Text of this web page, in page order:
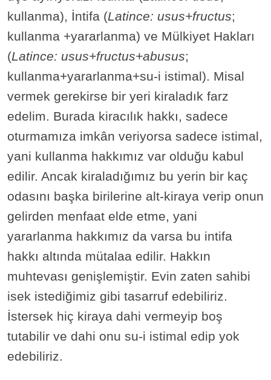
kullanma), İntifa (Latince: usus+fructus;
kullanma +yararlanma) ve Mülkiyet Hakları
(Latince: usus+fructus+abusus;
kullanma+yararlanma+su-i istimal). Misal
vermek gerekirse bir yeri kiraladık farz
edelim. Burada kiracılık hakkı, sadece
oturmamıza imkân veriyorsa sadece istimal,
yani kullanma hakkımız var olduğu kabul
edilir. Ancak kiraladığımız bu yerin bir kaç
odasını başka birilerine alt-kiraya verip onun
gelirden menfaat elde etme, yani
yararlanma hakkımız da varsa bu intifa
hakkı altında mütalaa edilir. Hakkın
muhtevası genişlemiştir. Evin zaten sahibi
isek istediğimiz gibi tasarruf edebiliriz.
İstersek hiç kiraya dahi vermeyip boş
tutabilir ve dahi onu su-i istimal edip yok
edebiliriz.